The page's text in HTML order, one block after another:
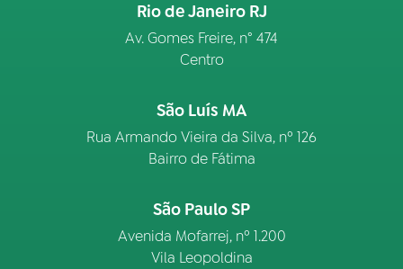
Rio de Janeiro RJ
Av. Gomes Freire, n° 474
Centro
São Luís MA
Rua Armando Vieira da Silva, nº 126
Bairro de Fátima
São Paulo SP
Avenida Mofarrej, nº 1.200
Vila Leopoldina